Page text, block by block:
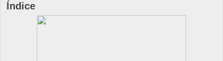
Índice